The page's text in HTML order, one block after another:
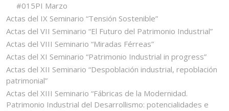
#015PI Marzo
Actas del IX Seminario “Tensión Sostenible”
Actas del VII Seminario “El Futuro del Patrimonio Industrial”
Actas del VIII Seminario “Miradas Férreas”
Actas del XI Seminario “Patrimonio Industrial in progress”
Actas del XII Seminario “Despoblación industrial, repoblación
patrimonial”
Actas del XIII Seminario “Fábricas de la Modernidad.
Patrimonio Industrial del Desarrollismo: potencialidades e